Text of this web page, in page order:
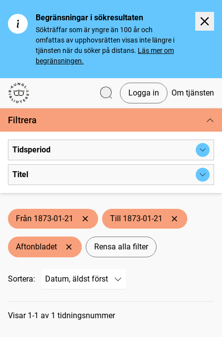
Begränsningar i sökresultaten
Sökträffar som är yngre än 100 år och
omfattas av upphovsrätten visas inte längre i
tjänsten när du söker på distans. Läs mer om
begränsningen.
Svenska tidningar
Logga in Om tjänsten
Filtrera
Tidsperiod
Titel
Från 1873-01-21 Till 1873-01-21
Aftonbladet Rensa alla filter
Sortera:
Sökresultat
Visar 1-1 av 1 tidningsnummer